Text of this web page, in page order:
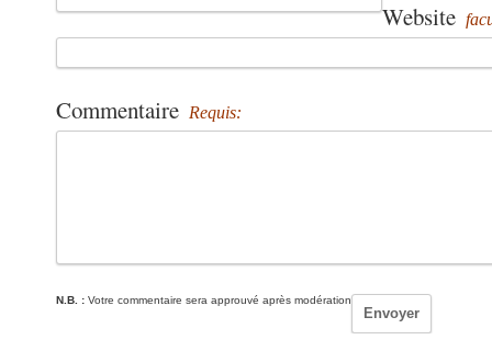
Website
Commentaire Requis:
N.B. : Votre commentaire sera approuvé après modération